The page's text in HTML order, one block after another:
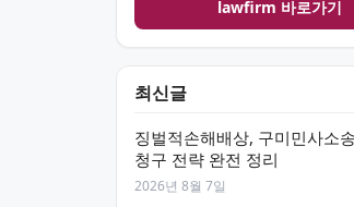
lawfirm 바로가기
최신글
징벌적손해배상, 구미민사소
청구 전략 완전 정리
2026년 8월 7일